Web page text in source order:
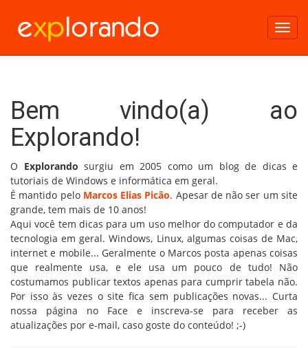
Bem vindo(a) ao
Explorando!
O Explorando surgiu em 2005 como um blog de dicas e
tutoriais de Windows e informática em geral.
É mantido pelo Marcos Elias Picão. Apesar de não ser um site
grande, tem mais de 10 anos!
Aqui você tem dicas para um uso melhor do computador e da
tecnologia em geral. Windows, Linux, algumas coisas de Mac,
internet e mobile... Geralmente o Marcos posta apenas coisas
que realmente usa, e ele usa um pouco de tudo! Não
costumamos publicar textos apenas para cumprir tabela não.
Por isso às vezes o site fica sem publicações novas... Curta
nossa página no Face e inscreva-se para receber as
atualizações por e-mail, caso goste do conteúdo! ;-)